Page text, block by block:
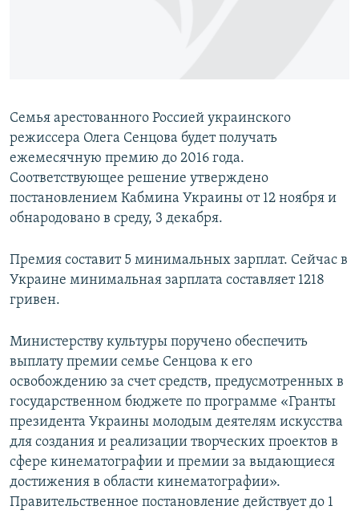
Все сайты RFE/RL
Семья арестованного Россией украинского
режиссера Олега Сенцова будет получать
ежемесячную премию до 2016 года.
Соответствующее решение утверждено
постановлением Кабмина Украины от 12 ноября и
обнародовано в среду, 3 декабря.
Премия составит 5 минимальных зарплат. Сейчас в
Украине минимальная зарплата составляет 1218
гривен.
Министерству культуры поручено обеспечить
выплату премии семье Сенцова к его
освобождению за счет средств, предусмотренных в
государственном бюджете по программе «Гранты
президента Украины молодым деятелям искусства
для создания и реализации творческих проектов в
сфере кинематографии и премии за выдающиеся
достижения в области кинематографии».
Правительственное постановление действует до 1